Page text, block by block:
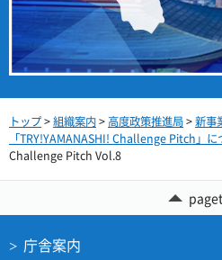
トップ>組織案内>高度政策推進局>新事
「TRY!YAMANASHI! Challenge Pitch」に
Challenge Pitch Vol.8
庁舎案内